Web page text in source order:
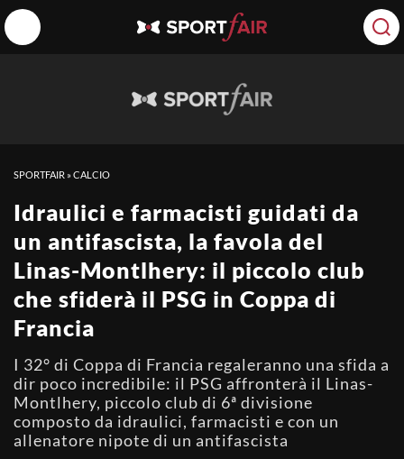
SPORTFAIR »CALCIO
Idraulici e farmacisti guidati da
un antifascista, la favola del
Linas-Montlhery: il piccolo club
che sfiderà il PSG in Coppa di
Francia
I 32° di Coppa di Francia regaleranno una sfida a
dir poco incredibile: il PSG affronterà il Linas-
Montlhery, piccolo club di 6ª divisione
composto da idraulici, farmacisti e con un
allenatore nipote di un antifascista